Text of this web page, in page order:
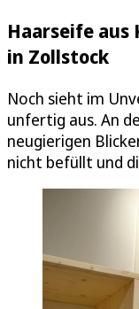
Haarseife aus
in Zollstock
Noch sieht im
unfertig aus. An
neugierigen
nicht befüllt und